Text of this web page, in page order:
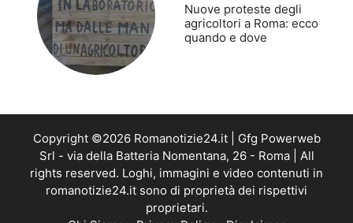
Nuove proteste degli
agricoltori a Roma: ecco
quando e dove
Copyright ©2026 Romanotizie24.it | Gfg Powerweb
Srl - via della Batteria Nomentana, 26 - Roma | All
rights reserved. Loghi, immagini e video contenuti in
romanotizie24.it sono di proprietà dei rispettivi
proprietari.